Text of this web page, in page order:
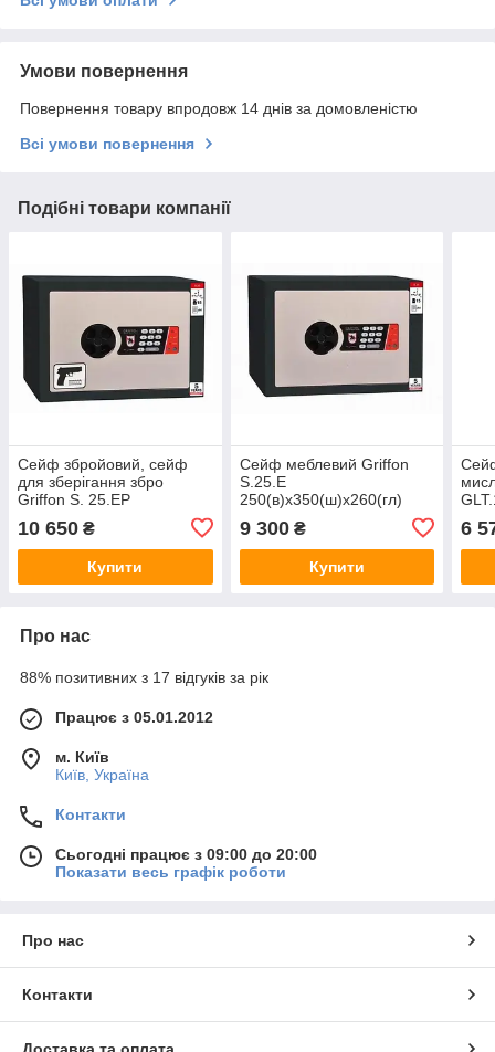
Умови повернення
Повернення товару впродовж 14 днів за домовленістю
Всі умови повернення
Подібні товари компанії
Сейф збройовий, сейф
для зберігання збро
Griffon S. 25.EP
250(в)х350(ш)х260(гл)
10 650 ₴
Купити
Сейф меблевий Griffon
S.25.E
250(в)х350(ш)х260(гл)
9 300₴
Купити
6
Про нас
88% позитивних з 17 відгуків за рік
Працює з 05.01.2012
м. Київ
Київ, Україна
Контакти
Сьогодні працює з 09:00 до 20:00
Показати весь графік роботи
Про нас
Контакти